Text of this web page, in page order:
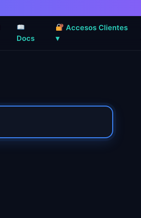
Docs
Accesos Clientes
▾